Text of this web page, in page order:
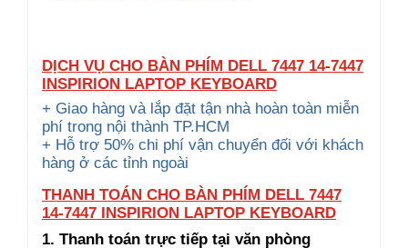
DỊCH VỤ CHO BÀN PHÍM DELL 7447 14-7447
INSPIRION LAPTOP KEYBOARD
+ Giao hàng và lắp đặt tận nhà hoàn toàn miễn
phí trong nội thành TP.HCM
+ Hỗ trợ 50% chi phí vận chuyển đối với khách
hàng ở các tỉnh ngoài
THANH TOÁN CHO BÀN PHÍM DELL 7447
14-7447 INSPIRION LAPTOP KEYBOARD
1. Thanh toán trực tiếp tại văn phòng